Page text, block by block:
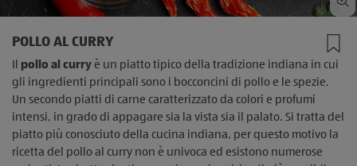
POLLO AL CURRY
pollo al curry è un piatto tipico della tradizione indiana in cui
gli ingredienti principali sono i bocconcini di pollo e le spezie.
Un secondo piatti di carne caratterizzato da colori e profumi
intensi, in grado di appagare sia la vista sia il palato. Si tratta del
piatto più conosciuto della cucina indiana, per questo motivo la
ricetta del pollo al curry non è univoca ed esistono numerose